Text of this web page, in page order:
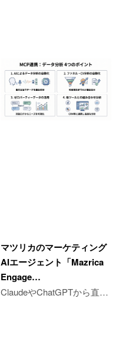
マツリカのマーケティング
AIエージェント「Mazrica
Engage…
ClaudeやChatGPTから直…